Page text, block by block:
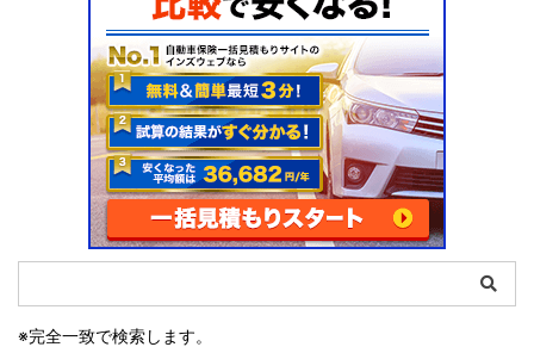
※完全一致で検索します。